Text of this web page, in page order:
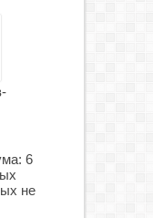
6
не